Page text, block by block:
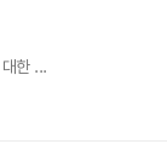
한 ...